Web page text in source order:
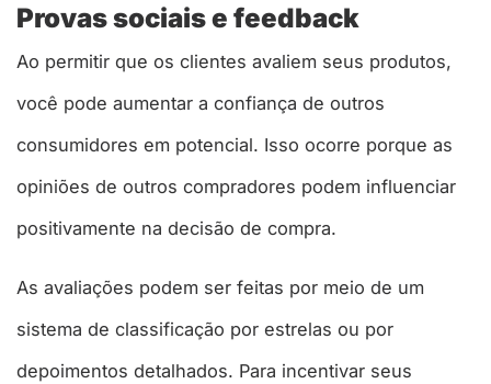
Provas sociais e feedback
Ao permitir que os clientes avaliem seus produtos,
você pode aumentar a confiança de outros
consumidores em potencial. Isso ocorre porque as
opiniões de outros compradores podem influenciar
positivamente na decisão de compra.
As avaliações podem ser feitas por meio de um
sistema de classificação por estrelas ou por
depoimentos detalhados. Para incentivar seus